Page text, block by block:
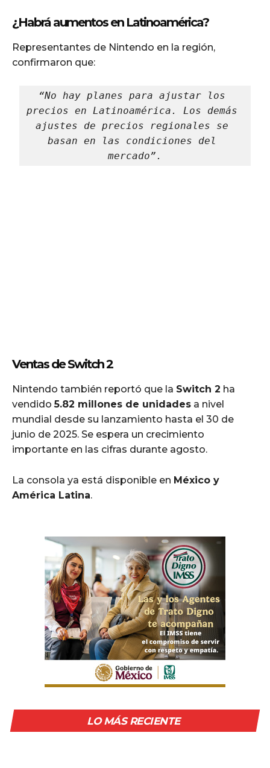
¿Habrá aumentos en Latinoamérica?
Representantes de Nintendo en la región,
confirmaron que:
“No hay planes para ajustar los
precios en Latinoamérica. Los demás
ajustes de precios regionales se
basan en las condiciones del
mercado”.
Ventas de Switch 2
Nintendo también reportó que la Switch 2 ha
vendido5.82 millones de unidades a nivel
mundial desde su lanzamiento hasta el 30 de
junio de 2025. Se espera un crecimiento
importante en las cifras durante agosto.
La consola ya está disponible en México y
América Latina.
LO MÁS RECIENTE